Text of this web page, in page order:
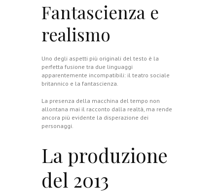
Fantascienza e
realismo
Uno degli aspetti più originali del testo è la
perfetta fusione tra due linguaggi
apparentemente incompatibili: il teatro sociale
britannico e la fantascienza.
La presenza della macchina del tempo non
allontana mai il racconto dalla realtà, ma rende
ancora più evidente la disperazione dei
personaggi.
La produzione
del 2013